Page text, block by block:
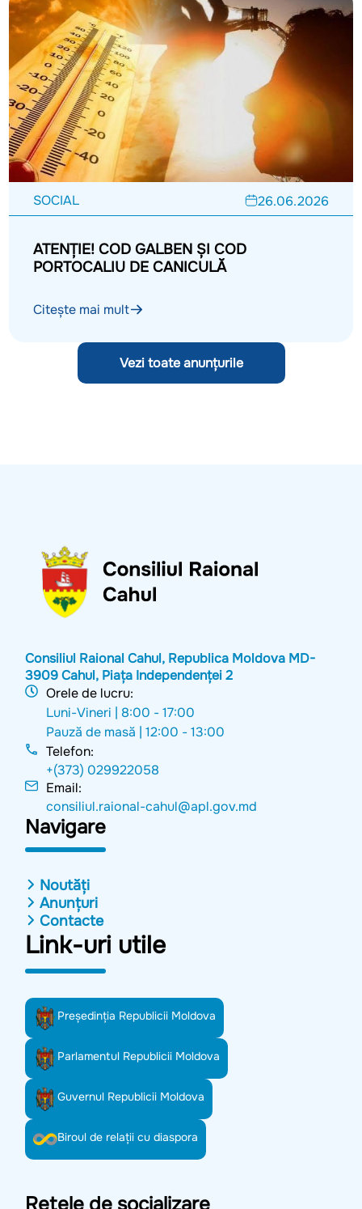
SOCIAL 26.06.2026
ATENȚIE! COD GALBEN ȘI COD
PORTOCALIU DE CANICULĂ
Citește mai mult
Vezi toate anunțurile
Consiliul Raional Cahul, Republica Moldova MD-
3909 Cahul, Piața Independenței 2
Orele de lucru:
Luni-Vineri | 8:00 - 17:00
Pauză de masă |12:00 - 13:00
Telefon:
+(373) 029922058
Email:
consiliul.raional-cahul@apl.gov.md
Navigare
Noutăți
Anunțuri
Contacte
Link-uri utile
Preşedinţia Republicii Moldova
Parlamentul Republicii Moldova
Guvernul Republicii Moldova
Biroul de relații cu diaspora